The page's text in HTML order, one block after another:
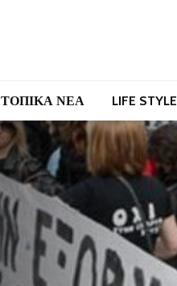
ΤΟΠΙΚΑ ΝΕΑ LIFE STYLE